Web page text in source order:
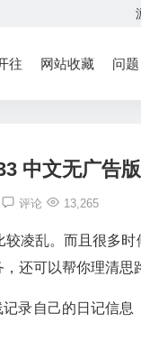
往 网站收藏 问题
中文无广告
评论 13,265
凌乱。而且很多
还可以帮你理清思
自己的日记信